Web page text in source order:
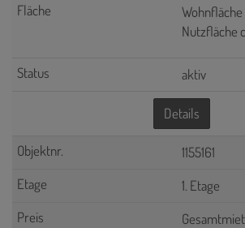
Wohnfläche
Nutzfläche
aktiv
Details
1155161
1. Etage